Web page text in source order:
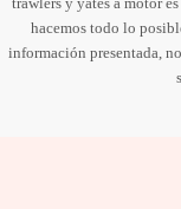
hacemos todo lo
información presentada,